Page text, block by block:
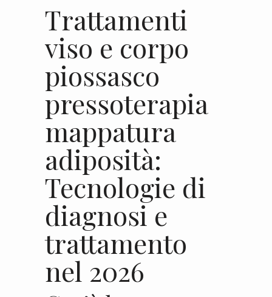
Trattamenti
viso e corpo
piossasco
pressoterapia
mappatura
adiposità:
Tecnologie di
diagnosi e
trattamento
nel 2026